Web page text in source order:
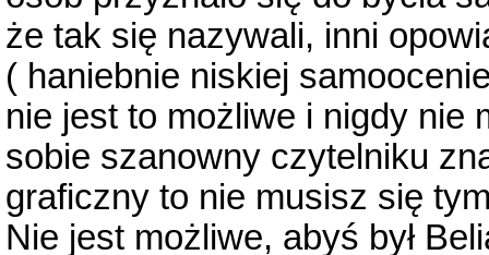
że tak się nazywali, inni
( haniebnie niskiej
nie jest to możliwe i nigdy nie
sobie szanowny czytelniku
graficzny to nie musisz się
Nie jest możliwe, abyś był